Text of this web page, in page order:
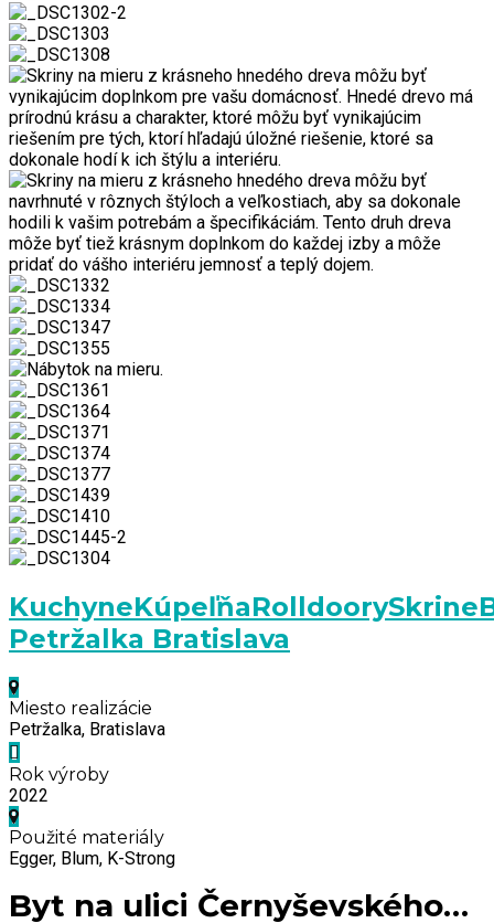
KuchyneKúpeľňaRolldoorySkrine
Petržalka Bratislava
Miesto realizácie
Petržalka, Bratislava
Rok výroby
2022
Použité materiály
Egger, Blum, K-Strong
Byt na ulici Černyševského…